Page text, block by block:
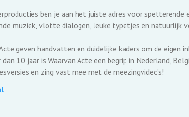
ben je aan het juiste adres voor
muziek, vlotte dialogen, leuke typetjes en natuurlijk
geven handvatten en duidelijke kaders om de eigen
10 jaar is Waarvan Acte een begrip in Nederland,
en zing vast mee met de meezingvideo’s!